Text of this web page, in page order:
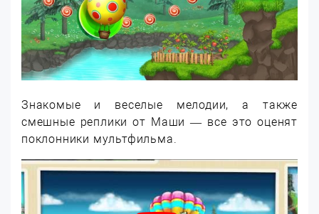
Знакомые и веселые мелодии, а также
смешные реплики от Маши — все это оценят
поклонники мультфильма.